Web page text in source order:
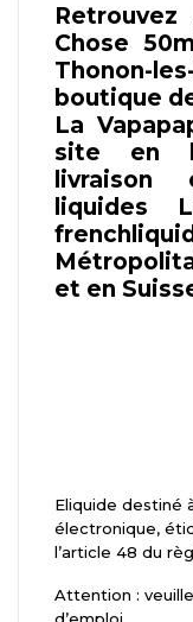
Chose
Thonon-
boutique
La
site en
liquides
et en
Eliquide destiné
électronique,
l’article 48 du
Attention :